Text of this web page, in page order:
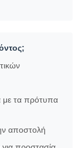
τα πρότυπα
αποστολή